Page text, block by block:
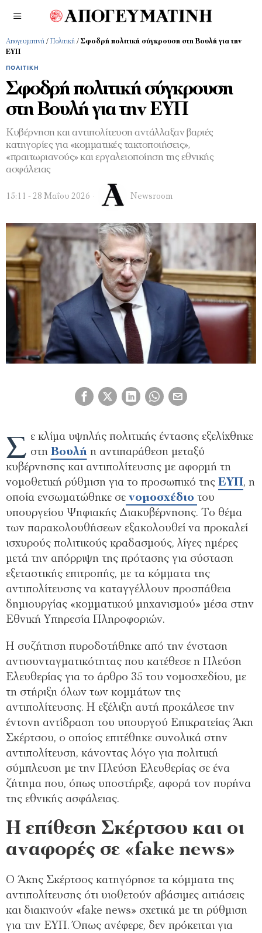
Απογευματινή / Πολιτική / Σφοδρή πολιτική σύγκρουση στη Βουλή για την
ΕΥΠ
ΠΟΛΙΤΙΚΉ
Σφοδρή πολιτική σύγκρουση
στη Βουλή για την ΕΥΠ
Κυβέρνηση και αντιπολίτευση αντάλλαξαν βαριές
κατηγορίες για «κομματικές τακτοποιήσεις»,
«πραιτωριανούς» και εργαλειοποίηση της εθνικής
ασφάλειας
15:11 - 28 Μαΐου 2026 Newsroom
Σ ε κλίμα υψηλής πολιτικής έντασης εξελίχθηκε
στη Βουλή η αντιπαράθεση μεταξύ
κυβέρνησης και αντιπολίτευσης με αφορμή τη
νομοθετική ρύθμιση για το προσωπικό της ΕΥΠ, η
οποία ενσωματώθηκε σε νομοσχέδιο του
υπουργείου Ψηφιακής Διακυβέρνησης. Το θέμα
των παρακολουθήσεων εξακολουθεί να προκαλεί
ισχυρούς πολιτικούς κραδασμούς, λίγες ημέρες
μετά την απόρριψη της πρότασης για σύσταση
εξεταστικής επιτροπής, με τα κόμματα της
αντιπολίτευσης να καταγγέλλουν προσπάθεια
δημιουργίας «κομματικού μηχανισμού» μέσα στην
Εθνική Υπηρεσία Πληροφοριών.
Η συζήτηση πυροδοτήθηκε από την ένσταση
αντισυνταγματικότητας που κατέθεσε η Πλεύση
Ελευθερίας για το άρθρο 35 του νομοσχεδίου, με
τη στήριξη όλων των κομμάτων της
αντιπολίτευσης. Η εξέλιξη αυτή προκάλεσε την
έντονη αντίδραση του υπουργού Επικρατείας Άκη
Σκέρτσου, ο οποίος επιτέθηκε συνολικά στην
αντιπολίτευση, κάνοντας λόγο για πολιτική
σύμπλευση με την Πλεύση Ελευθερίας σε ένα
ζήτημα που, όπως υποστήριξε, αφορά τον πυρήνα
της εθνικής ασφάλειας.
Η επίθεση Σκέρτσου και οι
αναφορές σε «fake news»
Ο Άκης Σκέρτσος κατηγόρησε τα κόμματα της
αντιπολίτευσης ότι υιοθετούν αβάσιμες αιτιάσεις
και διακινούν «fake news» σχετικά με τη ρύθμιση
για την ΕΥΠ. Όπως ανέφερε, δεν πρόκειται για